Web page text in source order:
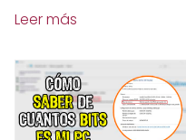
Leer más